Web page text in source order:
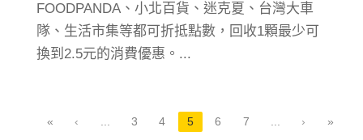
FOODPANDA、小北百貨、迷克夏、台灣大車
隊、生活市集等都可折抵點數，回收1顆最少可
換到2.5元的消費優惠。...
« ‹ ... 3 4 5 6 7 ... › »